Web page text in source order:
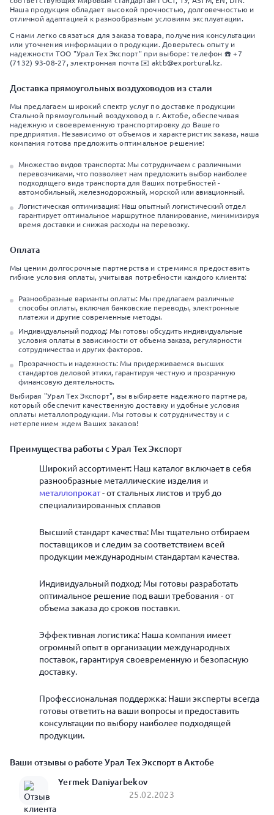
Наша продукция обладает высокой прочностью, долговечностью и
отличной адаптацией к разнообразным условиям эксплуатации.
С нами легко связаться для заказа товара, получения консультации
или уточнения информации о продукции. Доверьтесь опыту и
надежности ТОО "Урал Тех Экспорт" при выборе: телефон ☎️ +7
(7132) 93-08-27, электронная почта ✉️ aktb@exportural.kz.
Доставка прямоугольных воздуховодов из стали
Мы предлагаем широкий спектр услуг по доставке продукции
Стальной прямоугольный воздуховод в г. Актобе, обеспечивая
надежную и своевременную транспортировку до Вашего
предприятия. Независимо от объемов и характеристик заказа, наша
компания готова предложить оптимальное решение:
Множество видов транспорта: Мы сотрудничаем с различными
перевозчиками, что позволяет нам предложить выбор наиболее
подходящего вида транспорта для Ваших потребностей -
автомобильный, железнодорожный, морской или авиационный.
Логистическая оптимизация: Наш опытный логистический отдел
гарантирует оптимальное маршрутное планирование, минимизируя
время доставки и снижая расходы на перевозку.
Оплата
Мы ценим долгосрочные партнерства и стремимся предоставить
гибкие условия оплаты, учитывая потребности каждого клиента:
Разнообразные варианты оплаты: Мы предлагаем различные
способы оплаты, включая банковские переводы, электронные
платежи и другие современные методы.
Индивидуальный подход: Мы готовы обсудить индивидуальные
условия оплаты в зависимости от объема заказа, регулярности
сотрудничества и других факторов.
Прозрачность и надежность: Мы придерживаемся высших
стандартов деловой этики, гарантируя честную и прозрачную
финансовую деятельность.
Выбирая "Урал Тех Экспорт", вы выбираете надежного партнера,
который обеспечит качественную доставку и удобные условия
оплаты металлопродукции. Мы готовы к сотрудничеству и с
нетерпением ждем Ваших заказов!
Преимущества работы с Урал Тех Экспорт
Широкий ассортимент: Наш каталог включает в себя
разнообразные металлические изделия и
металлопрокат- от стальных листов и труб до
специализированных сплавов
Высший стандарт качества: Мы тщательно отбираем
поставщиков и следим за соответствием всей
продукции международным стандартам качества.
Индивидуальный подход: Мы готовы разработать
оптимальное решение под ваши требования - от
объема заказа до сроков поставки.
Эффективная логистика: Наша компания имеет
огромный опыт в организации международных
поставок, гарантируя своевременную и безопасную
доставку.
Профессиональная поддержка: Наши эксперты всегда
готовы ответить на ваши вопросы и предоставить
консультации по выбору наиболее подходящей
продукции.
Ваши отзывы о работе Урал Тех Экспорт в Актобе
Yermek Daniyarbekov
25.02.2023